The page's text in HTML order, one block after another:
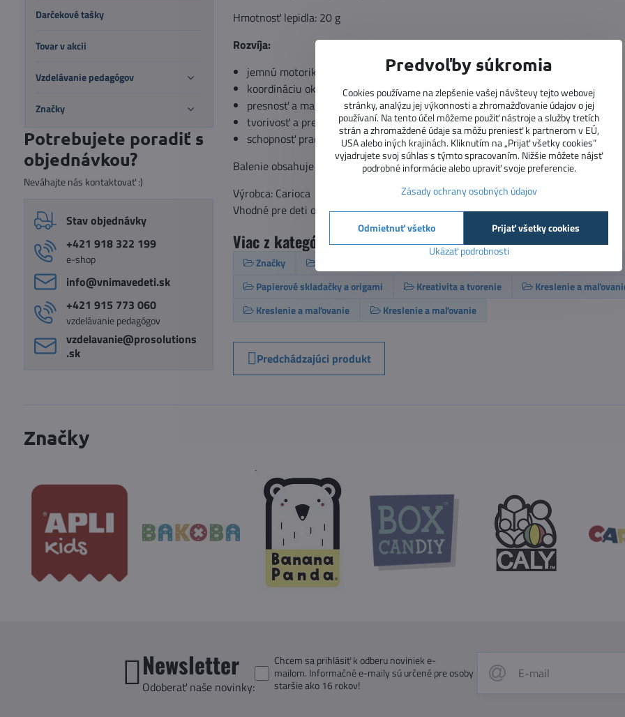
Hmotnosť lepidla: 20 g
Rozvíja:
jemnú motoriku
koordináciu oko – ruka
presnosť a manuálnu zručnosť
tvorivosť a predstavivosť
schopnosť pracovať s rôznymi materiálmi
Balenie obsahuje 1 tyčinkové lepidlo s hmotnosťou 20 g.
Výrobca: Carioca
Vhodné pre deti od 3 rokov.
Viac z kategórie
Značky
Papierové skladačky a origami
Kreativita a tvorenie
Kreslenie a
Kreslenie a maľovanie
Kreslenie a maľovanie
Predchádzajúci produkt
Darčekové tašky
Tovar v akcii
Vzdelávanie pedagógov
Značky
Potrebujete poradiť s
objednávkou?
Neváhajte nás kontaktovať :)
Stav objednávky
+421 918 322 199
e-shop
info​@vnimavedeti​.sk
+421 915 773 060
vzdelávanie pedagógov
vzdelavanie​@prosolutions​
.sk
Značky
Newsletter
Odoberať naše novinky:
Chcem sa prihlásiť k odberu noviniek e-
mailom. Informačné e-maily sú určené pre osoby
staršie ako 16 rokov!
Predvoľby súkromia
Cookies používame na zlepšenie vašej návštevy tejto webovej
stránky, analýzu jej výkonnosti a zhromažďovanie údajov o jej
používaní. Na tento účel môžeme použiť nástroje a služby tretích
strán a zhromaždené údaje sa môžu preniesť k partnerom v EÚ,
USA alebo iných krajinách. Kliknutím na „Prijať všetky cookies“
vyjadrujete svoj súhlas s týmto spracovaním. Nižšie môžete nájsť
podrobné informácie alebo upraviť svoje preferencie.
Zásady ochrany osobných údajov
Ukázať podrobnosti
Prijať všetky cookies
Odmietnuť všetko